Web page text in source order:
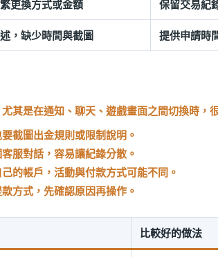
更換方式或金額 保留交易紀
，缺少時間與截圖 提供申請時
其是在通知、聊天、遊戲畫面之間切換時，
截圖出金規則或限制說明。
服對話，容易讓紀錄分散。
的帳戶，活動與付款方式可能不同。
方式，先確認原因再操作。
比較好的做法